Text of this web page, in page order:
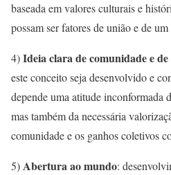
baseada em valores culturais e
possam ser fatores de união e de
4)Ideia clara de comunidade e
este conceito seja desenvolvido e
depende uma atitude inconformada
mas também da necessária
comunidade e os ganhos coletivos
5)Abertura ao mundo: